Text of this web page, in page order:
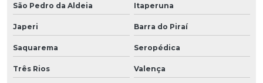
São Pedro da Aldeia Itaperuna
Japeri Barra do Piraí
Saquarema Seropédica
Três Rios Valença